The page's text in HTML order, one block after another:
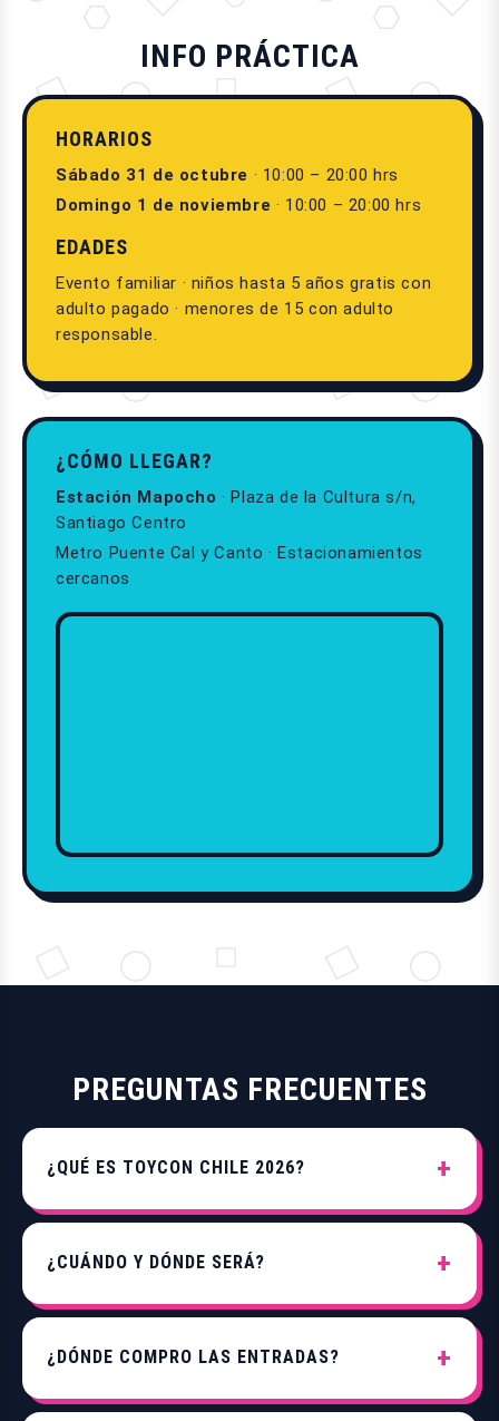
INFO PRÁCTICA
HORARIOS
Sábado 31 de octubre · 10:00 – 20:00 hrs
Domingo 1 de noviembre · 10:00 – 20:00 hrs
EDADES
Evento familiar · niños hasta 5 años gratis con
adulto pagado · menores de 15 con adulto
responsable.
¿CÓMO LLEGAR?
Estación Mapocho · Plaza de la Cultura s/n,
Santiago Centro
Metro Puente Cal y Canto · Estacionamientos
cercanos
PREGUNTAS FRECUENTES
¿QUÉ ES TOYCON CHILE 2026?
¿CUÁNDO Y DÓNDE SERÁ?
¿DÓNDE COMPRO LAS ENTRADAS?